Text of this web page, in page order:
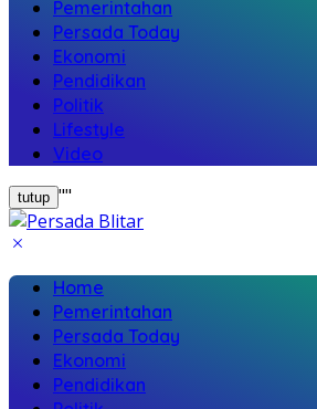
Pemerintahan
Persada Today
Ekonomi
Pendidikan
Politik
Lifestyle
Video
tutup ""
Home
Pemerintahan
Persada Today
Ekonomi
Pendidikan